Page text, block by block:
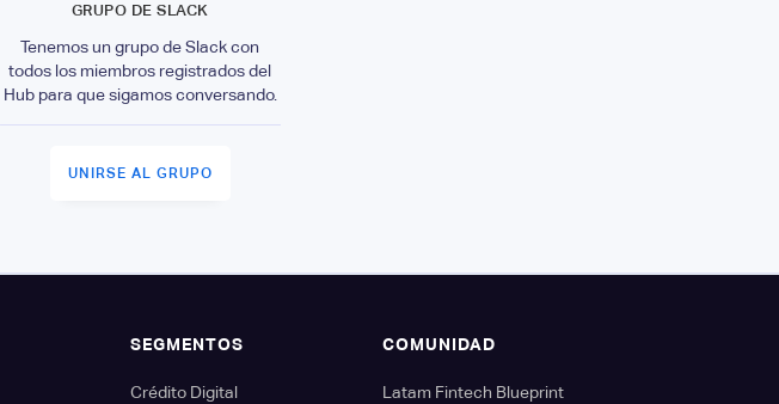
GRUPO DE SLACK
Tenemos un grupo de Slack con
todos los miembros registrados del
Hub para que sigamos conversando.
UNIRSE AL GRUPO
SEGMENTOS
Crédito Digital
COMUNIDAD
Latam Fintech Blueprint